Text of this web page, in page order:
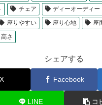
チェア ディーオーディー
座りやすい 座り心地 座
高さ
シェアする
X Facebook
LINE コ